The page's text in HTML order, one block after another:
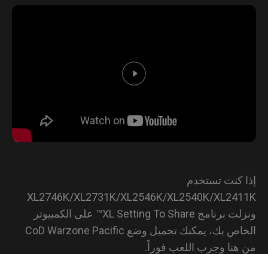
كنت تستخدم
XL2746K/XL2731K/XL2546K/XL2540K/
ونزلت برنامج XL Setting To Share™ على الكمبيوتر
الخاص بك، يمكنك تحميل وضع CoD Warzone Pacific
وجرب اللعب فوراً.